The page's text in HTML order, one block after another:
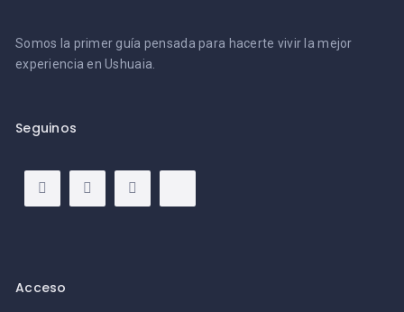
Somos la primer guía pensada para hacerte vivir la mejor
experiencia en Ushuaia.
Seguinos
Acceso